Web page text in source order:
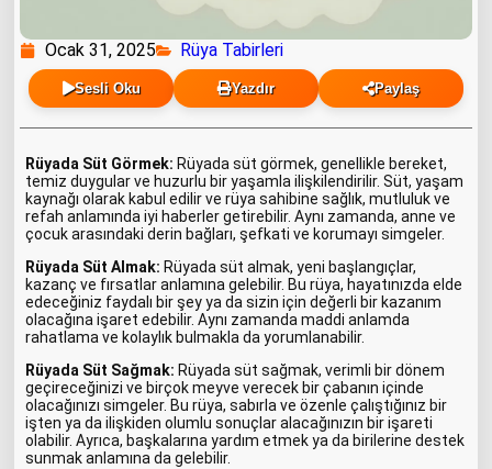
Ocak 31, 2025 Rüya Tabirleri
Sesli Oku Yazdır Paylaş
Rüyada Süt Görmek: Rüyada süt görmek, genellikle bereket,
temiz duygular ve huzurlu bir yaşamla ilişkilendirilir. Süt, yaşam
kaynağı olarak kabul edilir ve rüya sahibine sağlık, mutluluk ve
refah anlamında iyi haberler getirebilir. Aynı zamanda, anne ve
çocuk arasındaki derin bağları, şefkati ve korumayı simgeler.
Rüyada Süt Almak: Rüyada süt almak, yeni başlangıçlar,
kazanç ve fırsatlar anlamına gelebilir. Bu rüya, hayatınızda elde
edeceğiniz faydalı bir şey ya da sizin için değerli bir kazanım
olacağına işaret edebilir. Aynı zamanda maddi anlamda
rahatlama ve kolaylık bulmakla da yorumlanabilir.
Rüyada Süt Sağmak: Rüyada süt sağmak, verimli bir dönem
geçireceğinizi ve birçok meyve verecek bir çabanın içinde
olacağınızı simgeler. Bu rüya, sabırla ve özenle çalıştığınız bir
işten ya da ilişkiden olumlu sonuçlar alacağınızın bir işareti
olabilir. Ayrıca, başkalarına yardım etmek ya da birilerine destek
sunmak anlamına da gelebilir.